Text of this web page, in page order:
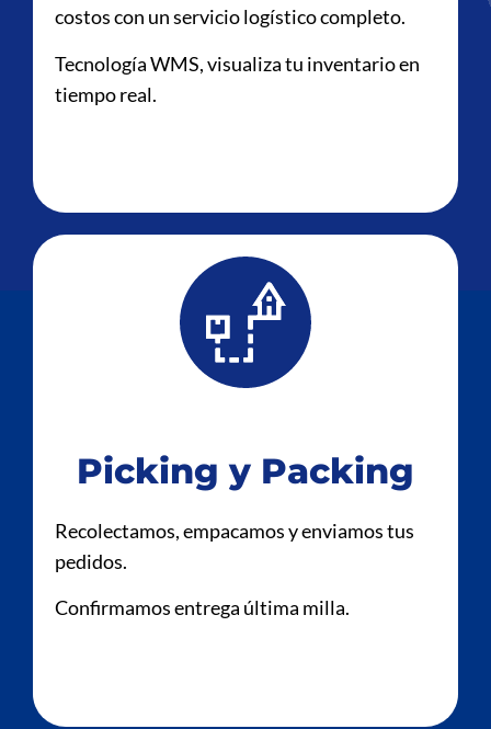
costos con un servicio logístico completo.
Tecnología WMS, visualiza tu inventario en
tiempo real.
Picking y Packing
Recolectamos, empacamos y enviamos tus
pedidos.
Confirmamos entrega última milla.